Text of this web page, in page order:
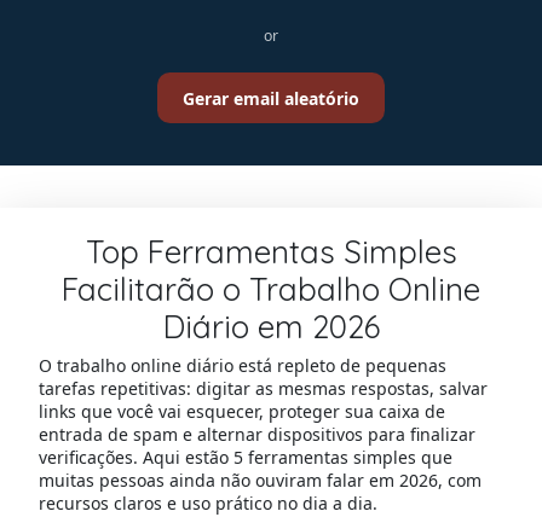
or
Gerar email aleatório
Top Ferramentas Simples
Facilitarão o Trabalho Online
Diário em 2026
O trabalho online diário está repleto de pequenas
tarefas repetitivas: digitar as mesmas respostas, salvar
links que você vai esquecer, proteger sua caixa de
entrada de spam e alternar dispositivos para finalizar
verificações. Aqui estão 5 ferramentas simples que
muitas pessoas ainda não ouviram falar em 2026, com
recursos claros e uso prático no dia a dia.